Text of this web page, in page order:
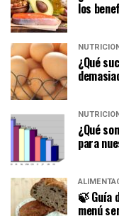
los
¿Qué
¿Qué
para
🍃 Guía
menú